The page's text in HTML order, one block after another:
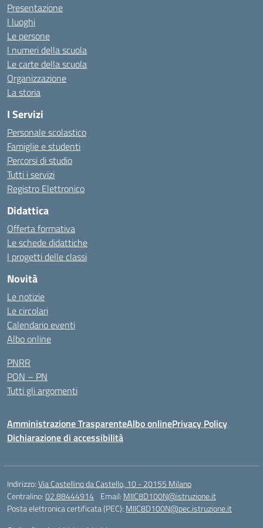
Presentazione
I luoghi
Le persone
I numeri della scuola
Le carte della scuola
Organizzazione
La storia
I Servizi
Personale scolastico
Famiglie e studenti
Percorsi di studio
Tutti i servizi
Registro Elettronico
Didattica
Offerta formativa
Le schede didattiche
I progetti delle classi
Novità
Le notizie
Le circolari
Calendario eventi
Albo online
PNRR
PON – PN
Tutti gli argomenti
Amministrazione TrasparenteAlbo onlinePrivacy Policy
Dichiarazione di accessibilità
Indirizzo:Via Castellino da Castello, 10 - 20155 Milano
Centralino:02.88444914 Email: MIIC8D100N@istruzione.it
Posta elettronica certificata (PEC): MIIC8D100N@pec.istruzione.it